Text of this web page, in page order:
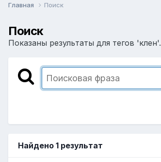
Главная Поиск
Поиск
Показаны результаты для тегов 'клен'.
Найдено 1 результат